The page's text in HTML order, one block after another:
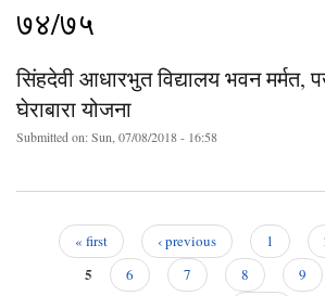
७४/७५
सिंहदेवी आधारभुत विद्यालय भवन मर्मत,
घेराबारा योजना
Submitted on:Sun, 07/08/2018 - 16:58
« first ‹ previous 1
5 6 7 8 9